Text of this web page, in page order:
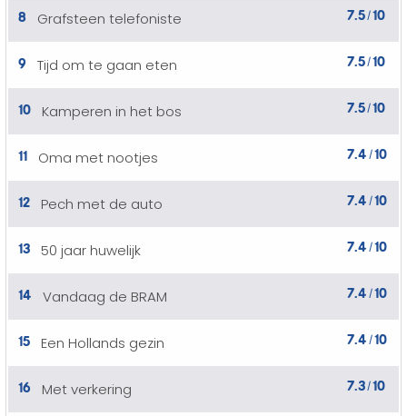
8 Grafsteen telefoniste 7.5/10
9 Tijd om te gaan eten 7.5/10
10 Kamperen in het bos 7.5/10
11 Oma met nootjes 7.4 /10
12 Pech met de auto 7.4 /10
13 50 jaar huwelijk 7.4 /10
14 Vandaag de BRAM 7.4 /10
15 Een Hollands gezin 7.4 /10
16 Met verkering 7.3/10